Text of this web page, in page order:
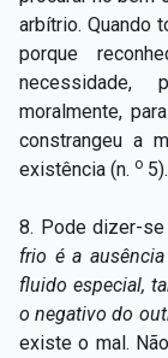
arbítrio. Quando
porque
necessidade,
moralmente,
constrangeu a
existência (n. o 5).
8. Pode dizer-
frio é a
fluido especial,
o negativo do
existe o mal.